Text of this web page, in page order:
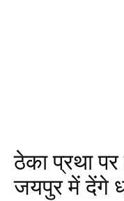
ठेका प्रथा
जयपुर में देंगे